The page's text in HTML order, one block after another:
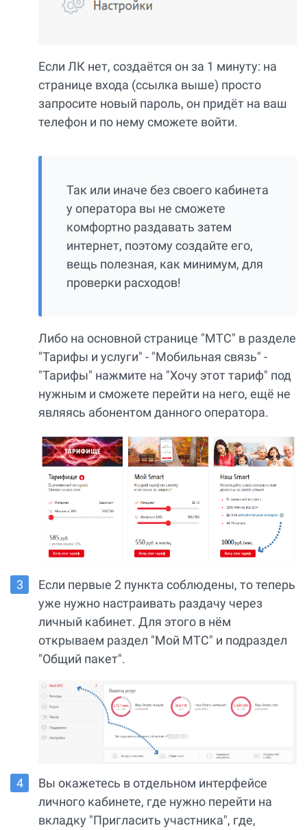
Если ЛК нет, создаётся он за 1 минуту: на
странице входа (ссылка выше) просто
запросите новый пароль, он придёт на ваш
телефон и по нему сможете войти.
Так или иначе без своего кабинета
у оператора вы не сможете
комфортно раздавать затем
интернет, поэтому создайте его,
вещь полезная, как минимум, для
проверки расходов!
Либо на основной странице "МТС" в разделе
"Тарифы и услуги" - "Мобильная связь" -
"Тарифы" нажмите на "Хочу этот тариф" под
нужным и сможете перейти на него, ещё не
являясь абонентом данного оператора.
Если первые 2 пункта соблюдены, то теперь
уже нужно настраивать раздачу через
личный кабинет. Для этого в нём
открываем раздел "Мой МТС" и подраздел
"Общий пакет".
Вы окажетесь в отдельном интерфейсе
личного кабинете, где нужно перейти на
вкладку "Пригласить участника", где,